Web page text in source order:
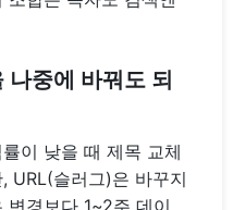
나중에 바꿔도 되
이 낮을 때 제목 교체
URL(슬러그)은 바꾸지
변경보다 1~2주 데이